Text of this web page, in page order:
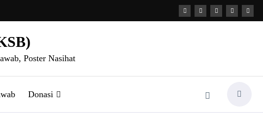
Poster Nasihat
Donasi